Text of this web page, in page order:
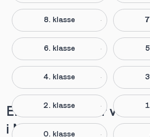
8. klasse
6. klasse
4. klasse
2. klasse
0. klasse
Elever anbefaler vores
i Nyborg